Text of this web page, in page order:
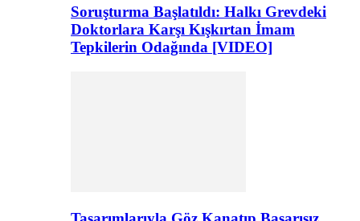
Soruşturma Başlatıldı: Halkı Grevdeki
Doktorlara Karşı Kışkırtan İmam
Tepkilerin Odağında [VIDEO]